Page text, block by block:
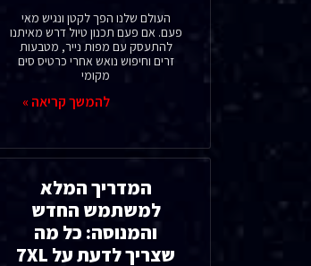
העולם שלנו הפך לקטן ונגיש מאי
פעם. אם פעם תכנון טיול דרש מאיתנו
להתעסק עם מפות נייר, מטבעות
זרים וחיפוש נואש אחרי כרטיס סים
מקומי
להמשך קריאה »
המדריך המלא
למשתמש החדש
והמנוסה: כל מה
שצריך לדעת על 7XL